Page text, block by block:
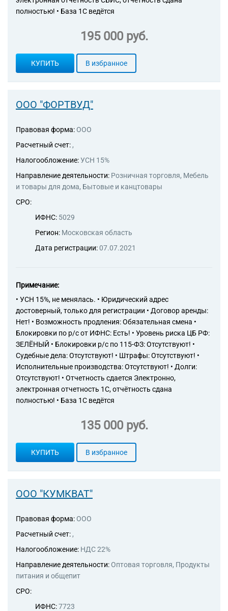
полностью! • База 1С ведётся
195 000 руб.
КУПИТЬ В избранное
ООО "ФОРТВУД"
Правовая форма: ООО
Расчетный счет: ,
Налогообложение:УСН 15%
Направление деятельности: Розничная торговля, Мебель
и товары для дома, Бытовые и канцтовары
СРО:
ИФНС: 5029
Регион: Московская область
Дата регистрации:07.07.2021
Примечание:
• УСН 15%, не менялась. • Юридический адрес
достоверный, только для регистрации • Договор аренды:
Нет! • Возможность продления: Обязательная смена •
Блокировки по р/с от ИФНС: Есть! • Уровень риска ЦБ РФ:
ЗЕЛЁНЫЙ • Блокировки р/с по 115-ФЗ: Отсутствуют! •
Судебные дела: Отсутствуют! • Штрафы: Отсутствуют! •
Исполнительные производства: Отсутствуют! • Долги:
Отсутствуют! • Отчетность сдается Электронно,
электронная отчетность 1С, отчётность сдана
полностью! • База 1С ведётся
135 000 руб.
КУПИТЬ В избранное
ООО "КУМКВАТ"
Правовая форма: ООО
Расчетный счет: ,
Налогообложение: НДС 22%
Направление деятельности: Оптовая торговля, Продукты
питания и общепит
СРО:
ИФНС:7723